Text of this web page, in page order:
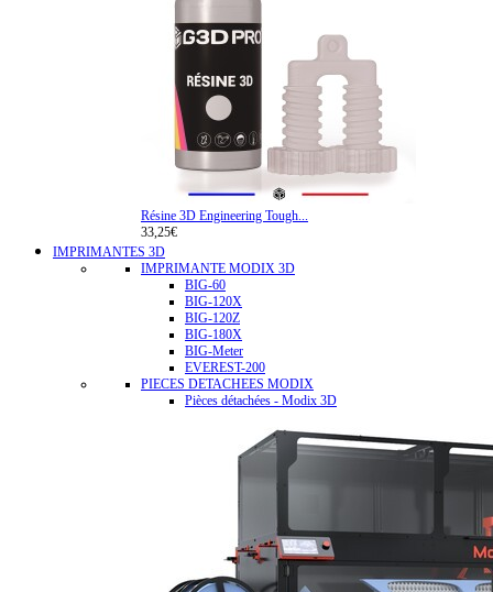
Résine 3D Engineering Tough...
33,25€
IMPRIMANTES 3D
IMPRIMANTE MODIX 3D
BIG-60
BIG-120X
BIG-120Z
BIG-180X
BIG-Meter
EVEREST-200
PIECES DETACHEES MODIX
Pièces détachées - Modix 3D